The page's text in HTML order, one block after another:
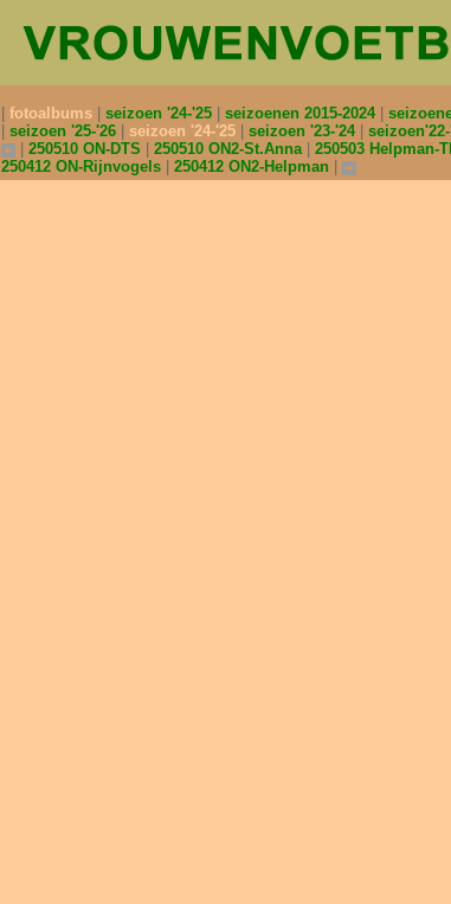
fotoalbums seizoen '24-'25 seizoenen 2015-2024
seizoen '25-'26
seizoen '24-'25 seizoen '23-'24
250510 ON-DTS
250510 ON2-St.Anna 250503 Helpman-
250412 ON-Rijnvogels
250412 ON2-Helpman